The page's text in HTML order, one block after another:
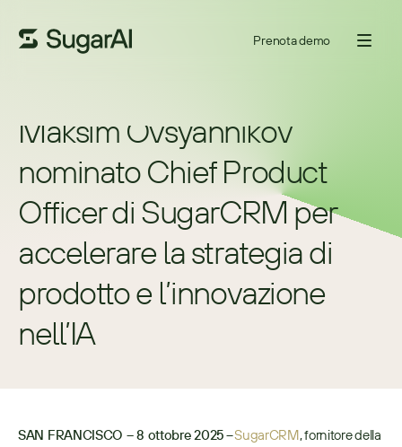
Prenota demo
Maksim Ovsyannikov
nominato Chief Product
Officer di SugarCRM per
accelerare la strategia di
prodotto e l’innovazione
nell’IA
SAN FRANCISCO – 8 ottobre 2025 – SugarCRM, fornitore della